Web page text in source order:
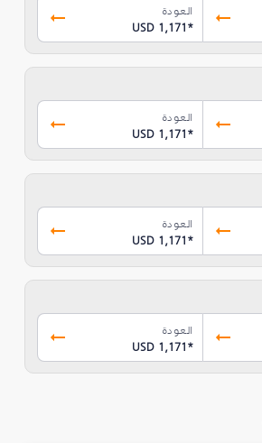
العودة
USD 1,171*
العودة
USD 1,171*
العودة
USD 1,171*
العودة
USD 1,171*